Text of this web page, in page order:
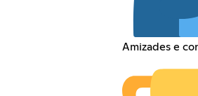
Amizades e